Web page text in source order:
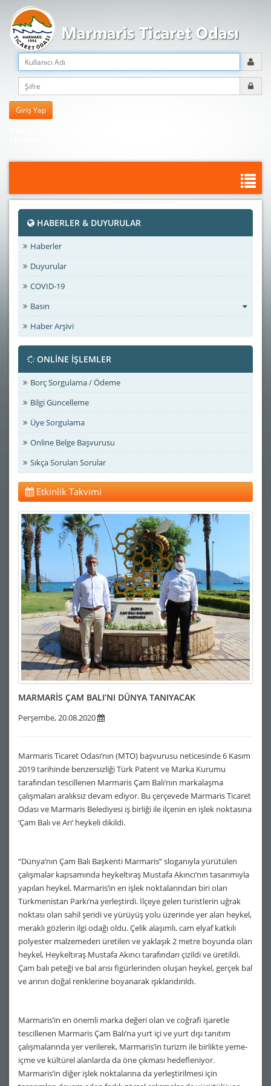
HABERLER & DUYURULAR
Haberler
Duyurular
COVID-19
Basın
Haber Arşivi
ONLİNE İŞLEMLER
Borç Sorgulama / Ödeme
Bilgi Güncelleme
Üye Sorgulama
Online Belge Başvurusu
Sıkça Sorulan Sorular
Etkinlik Takvimi
MARMARİS ÇAM BALI’NI DÜNYA TANIYACAK
Perşembe, 20.08.2020
Marmaris Ticaret Odası’nın (MTO) başvurusu neticesinde 6 Kasım
2019 tarihinde benzersizliği Türk Patent ve Marka Kurumu
tarafından tescillenen Marmaris Çam Balı’nın markalaşma
çalışmaları aralıksız devam ediyor. Bu çerçevede Marmaris Ticaret
Odası ve Marmaris Belediyesi iş birliği ile ilçenin en işlek noktasına
‘Çam Balı ve Arı’ heykeli dikildi.
“Dünya’nın Çam Balı Başkenti Marmaris” sloganıyla yürütülen
çalışmalar kapsamında heykeltıraş Mustafa Akıncı’nın tasarımıyla
yapılan heykel, Marmaris’in en işlek noktalarından biri olan
Türkmenistan Parkı’na yerleştirdi. İlçeye gelen turistlerin uğrak
noktası olan sahil şeridi ve yürüyüş yolu üzerinde yer alan heykel,
meraklı gözlerin ilgi odağı oldu. Çelik alaşımlı, cam elyaf katkılı
polyester malzemeden üretilen ve yaklaşık 2 metre boyunda olan
heykel, Heykeltıraş Mustafa Akıncı tarafından çizildi ve üretildi.
Çam balı peteği ve bal arısı figürlerinden oluşan heykel, gerçek bal
ve arının doğal renklerine boyanarak ışıklandırıldı.
Marmaris’in en önemli marka değeri olan ve coğrafi işaretle
tescillenen Marmaris Çam Balı’na yurt içi ve yurt dışı tanıtım
çalışmalarında yer verilerek, Marmaris’in turizm ile birlikte yeme-
içme ve kültürel alanlarda da öne çıkması hedefleniyor.
Marmaris’in diğer işlek noktalarına da yerleştirilmesi için